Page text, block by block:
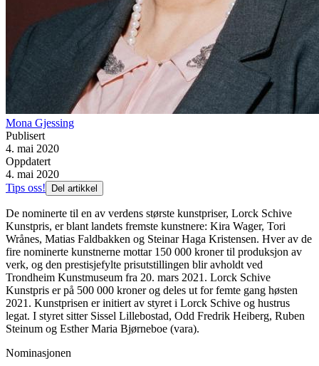
Mona Gjessing
Publisert
4. mai 2020
Oppdatert
4. mai 2020
Tips oss!
Del artikkel
De nominerte til en av verdens største kunstpriser, Lorck Schive
Kunstpris, er blant landets fremste kunstnere: Kira Wager, Tori
Wrånes, Matias Faldbakken og Steinar Haga Kristensen. Hver av de
fire nominerte kunstnerne mottar 150 000 kroner til produksjon av
verk, og den prestisjefylte prisutstillingen blir avholdt ved
Trondheim Kunstmuseum fra 20. mars 2021. Lorck Schive
Kunstpris er på 500 000 kroner og deles ut for femte gang høsten
2021. Kunstprisen er initiert av styret i Lorck Schive og hustrus
legat. I styret sitter Sissel Lillebostad, Odd Fredrik Heiberg, Ruben
Steinum og Esther Maria Bjørneboe (vara).
Nominasjonen